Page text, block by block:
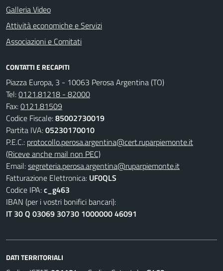
Galleria Video
Attività economiche e Servizi
Associazioni e Comitati
CONTATTI E RECAPITI
Piazza Europa, 3 - 10063 Perosa Argentina (TO)
Tel:0121.81218 - 82000
Fax:0121.81509
Codice Fiscale:85002730019
Partita IVA:05230170010
P.E.C.: protocollo.perosa.argentina@cert.ruparpiemonte.it
(Riceve anche mail non PEC)
Email:segreteria.perosa.argentina@ruparpiemonte.it
Fatturazione Elettronica: UF0QLS
Codice IPA:c_g463
IBAN (per i vostri bonifici bancari):
IT 30 Q 03069 30730 1000000 46091
DATI TERRITORIALI